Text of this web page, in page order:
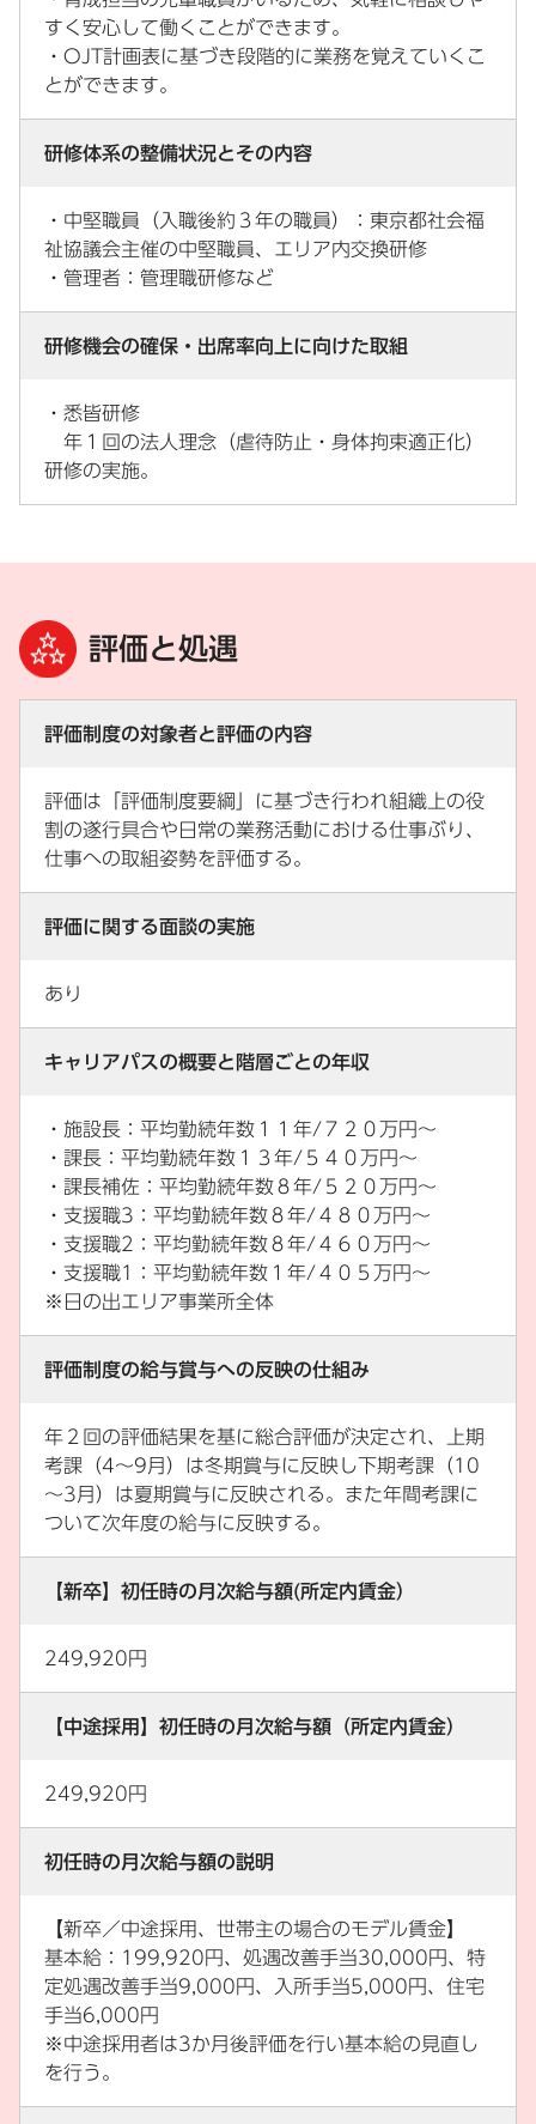
すく安心して働くことができます。
・OJT計画表に基づき段階的に業務を覚えていくこ
とができます。
研修体系の整備状況とその内容
・中堅職員（入職後約３年の職員）：東京都社会福
祉協議会主催の中堅職員、エリア内交換研修
・管理者：管理職研修など
研修機会の確保・出席率向上に向けた取組
・悉皆研修
年１回の法人理念（虐待防止・身体拘束適正化）
研修の実施。
評価と処遇
評価制度の対象者と評価の内容
評価は「評価制度要綱」に基づき行われ組織上の役
割の遂行具合や日常の業務活動における仕事ぶり、
仕事への取組姿勢を評価する。
評価に関する面談の実施
あり
キャリアパスの概要と階層ごとの年収
・施設長：平均勤続年数１１年/７２０万円～
・課長：平均勤続年数１３年/５４０万円～
・課長補佐：平均勤続年数８年/５２０万円～
・支援職3：平均勤続年数８年/４８０万円～
・支援職2：平均勤続年数８年/４６０万円～
・支援職1：平均勤続年数１年/４０５万円～
※日の出エリア事業所全体
評価制度の給与賞与への反映の仕組み
年２回の評価結果を基に総合評価が決定され、上期
考課（4～9月）は冬期賞与に反映し下期考課（10
～3月）は夏期賞与に反映される。また年間考課に
ついて次年度の給与に反映する。
【新卒】初任時の月次給与額(所定内賃金）
249,920円
【中途採用】初任時の月次給与額（所定内賃金）
249,920円
初任時の月次給与額の説明
【新卒／中途採用、世帯主の場合のモデル賃金】
基本給：199,920円、処遇改善手当30,000円、特
定処遇改善手当9,000円、入所手当5,000円、住宅
手当6,000円
※中途採用者は3か月後評価を行い基本給の見直し
を行う。